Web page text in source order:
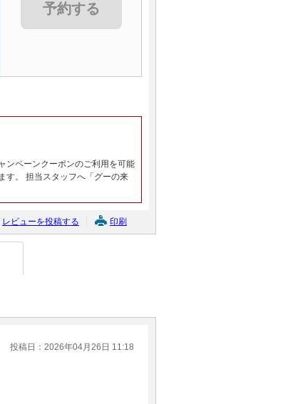
予約する
ンペーンクーポンのご利用を可能
す。 担当スタッフへ「グーの来
レビューを投稿する 印刷
投稿日：2026年04月26日 11:18